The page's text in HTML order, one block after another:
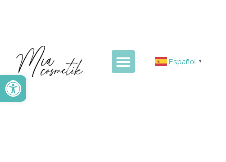
Abrir barra de herramientas
Español ▼